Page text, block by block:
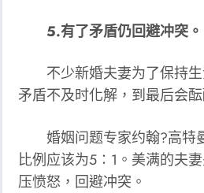
5.有了矛盾仍回避冲突。
不少新婚夫妻为了保持生
矛盾不及时化解，到最后会
婚姻问题专家约翰?高特
比例应该为5∶1。美满的夫
压愤怒，回避冲突。